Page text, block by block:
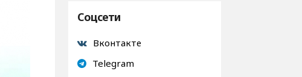
Соцсети
Вконтакте
Telegram